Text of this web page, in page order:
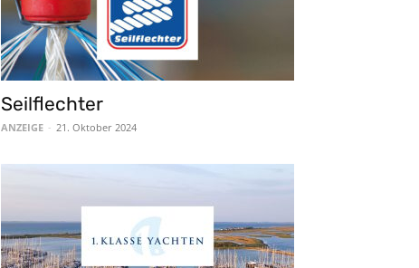
Seilflechter
ANZEIGE - 21. Oktober 2024